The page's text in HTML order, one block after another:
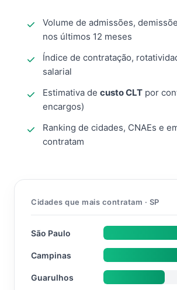
Volume de admissões,
nos últimos 12 meses
Índice de contratação,
salarial
Estimativa de custo CLT por
encargos)
Ranking de cidades, CNAEs e
contratam
Cidades que mais contratam · SP
São Paulo
Campinas
Guarulhos